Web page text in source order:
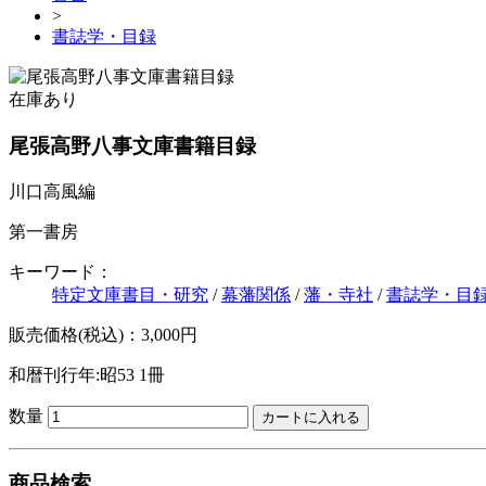
>
書誌学・目録
在庫あり
尾張高野八事文庫書籍目録
川口高風編
第一書房
キーワード：
特定文庫書目・研究 /幕藩関係 /藩・寺社 /書誌学・目
販売価格(税込)：3,000円
和暦刊行年:昭53 1冊
数量